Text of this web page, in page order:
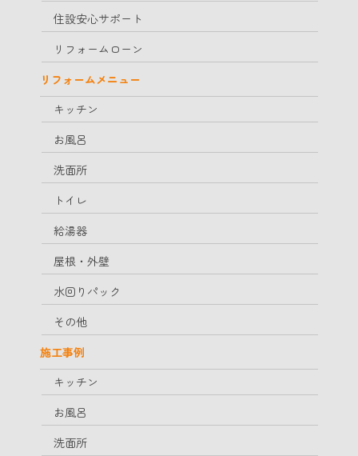
住設安心サポート
リフォームローン
リフォームメニュー
キッチン
お風呂
洗面所
トイレ
給湯器
屋根・外壁
水回りパック
その他
施工事例
キッチン
お風呂
洗面所